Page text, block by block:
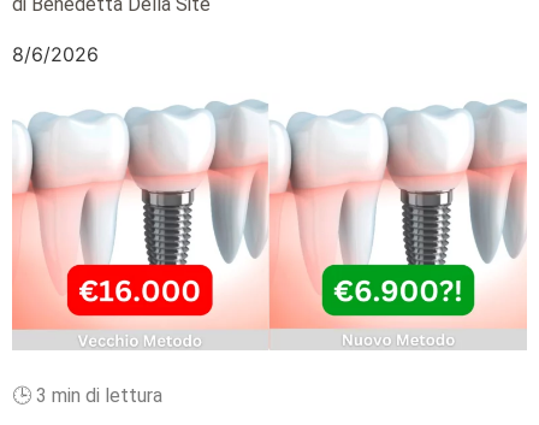
8/6/2026
🕒 3 min di lettura